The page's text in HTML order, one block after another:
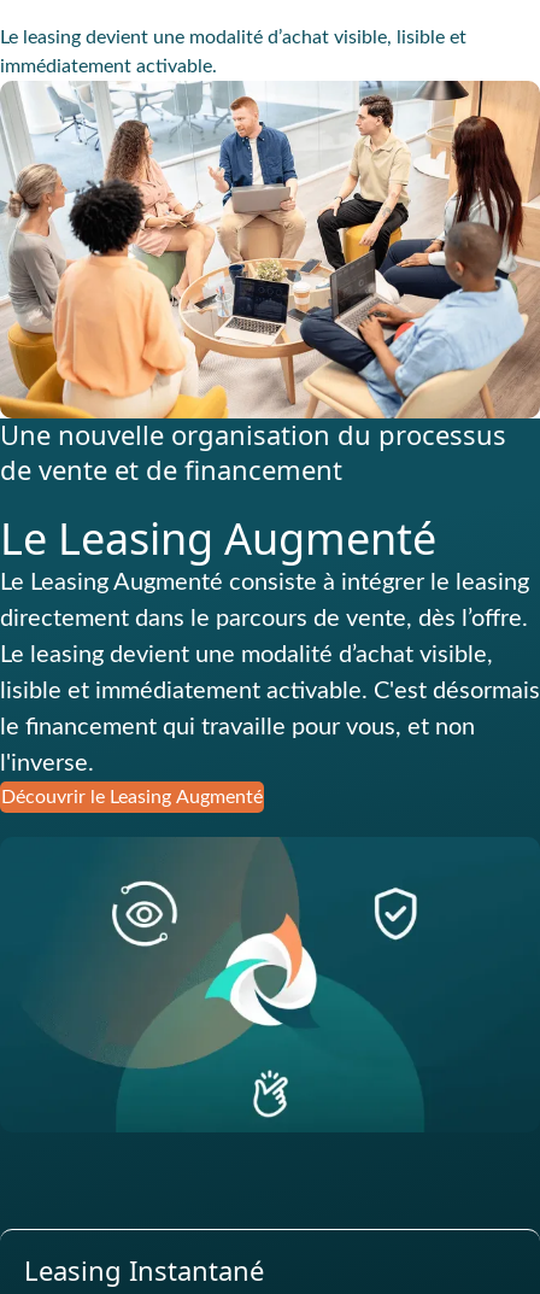
Le leasing devient une modalité d’achat visible, lisible et
immédiatement activable.
Une nouvelle organisation du processus
de vente et de financement
Le Leasing Augmenté
Le Leasing Augmenté consiste à intégrer le leasing
directement dans le parcours de vente, dès l’offre.
Le leasing devient une modalité d’achat visible,
lisible et immédiatement activable. C'est désormais
le financement qui travaille pour vous, et non
l'inverse.
Découvrir le Leasing Augmenté
Leasing Instantané